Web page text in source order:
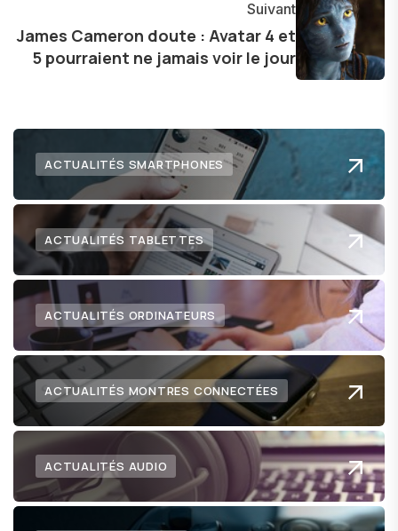
Suivant
James Cameron doute : Avatar 4 et
5 pourraient ne jamais voir le jour
ACTUALITÉS SMARTPHONES
ACTUALITÉS TABLETTES
ACTUALITÉS ORDINATEURS
ACTUALITÉS MONTRES CONNECTÉES
ACTUALITÉS AUDIO